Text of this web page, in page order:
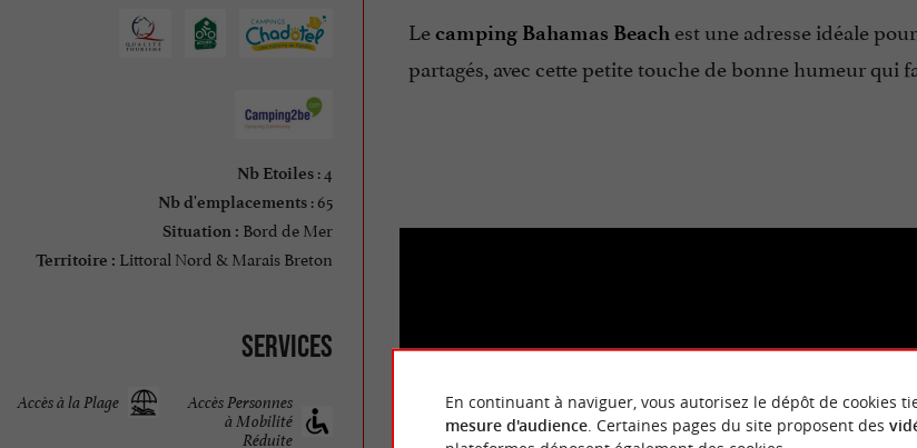
Nb Etoiles: 4
Nb d'emplacements: 65
Situation : Bord de Mer
Territoire : Littoral Nord & Marais Breton
Services
Accès Personnes
à Mobilité
Réduite
Accès à la Plage
Lecamping Bahamas Beach est une adresse idéale
partagés, avec cette petite touche de bonne humeur qui
des cookies tiers.En savoir plus
En continuant à naviguer, vous autorisez le dépôt de cookies
mesure d'audience. Certaines pages du site proposent des